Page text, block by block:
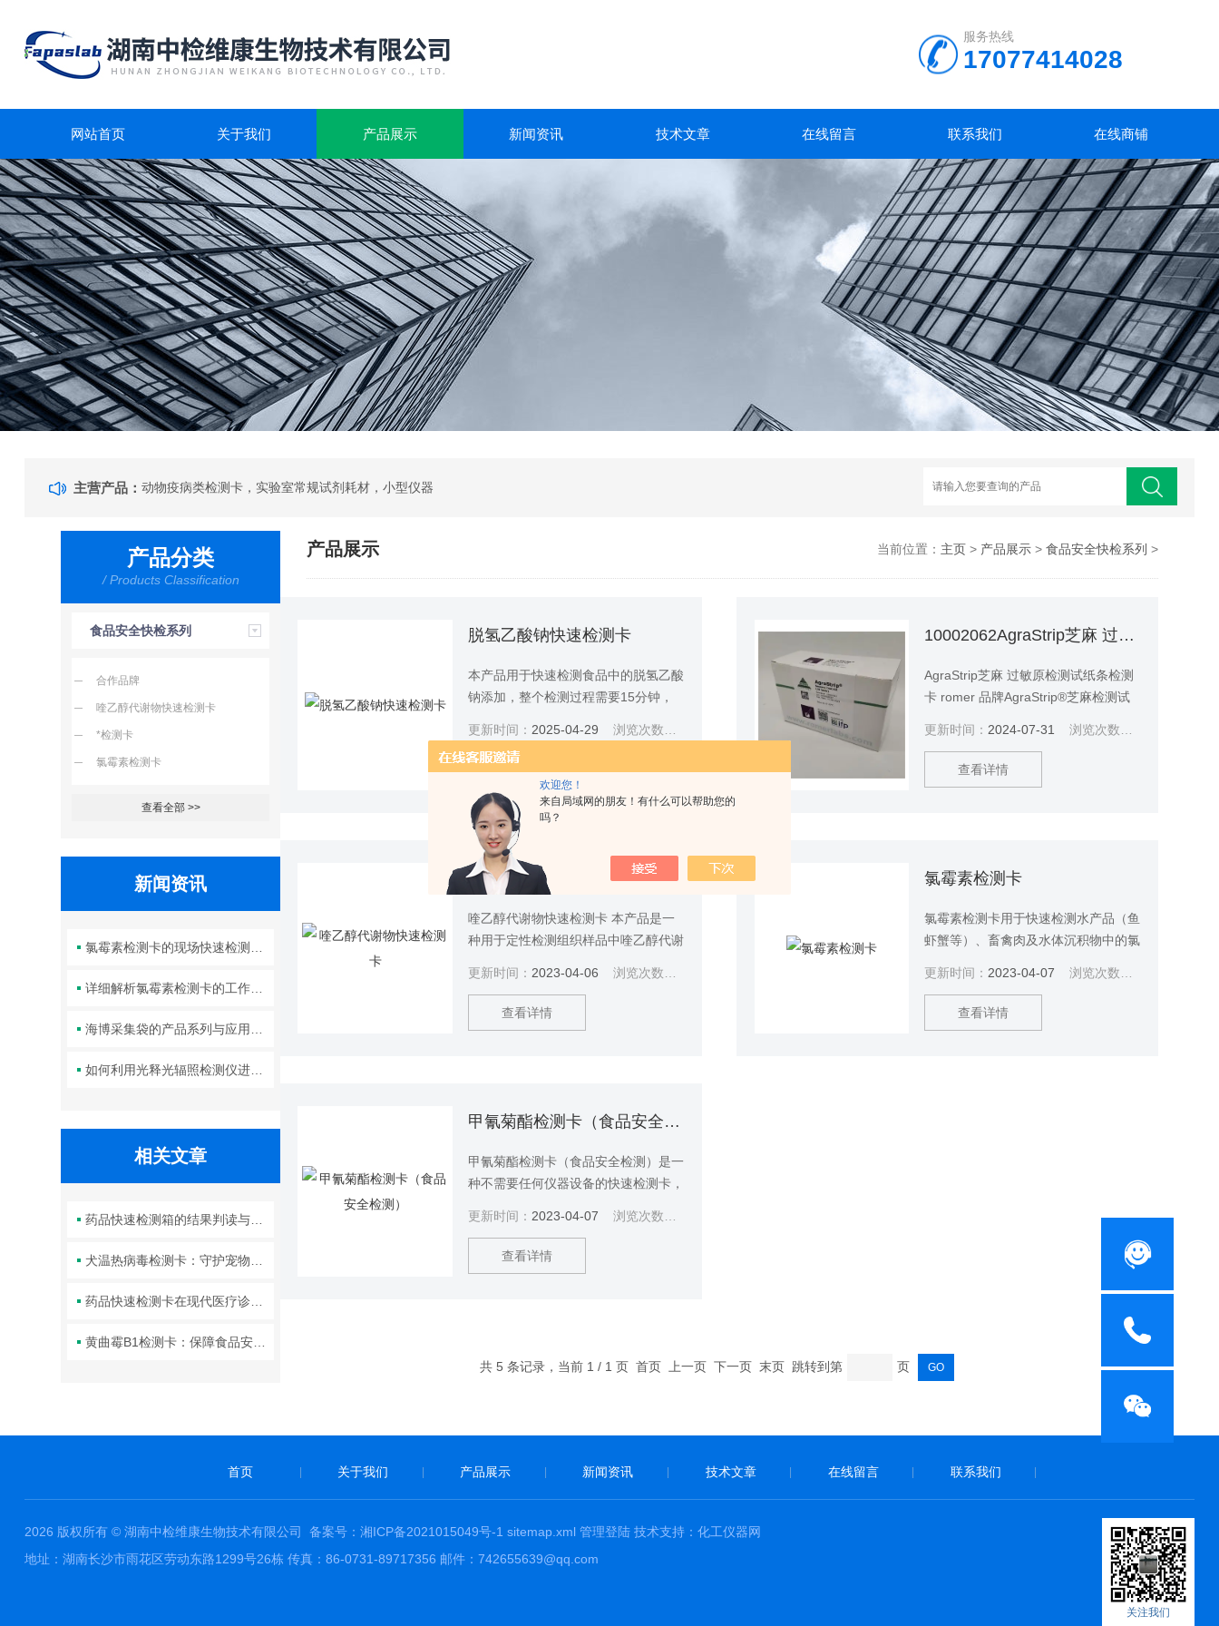
欢迎您！
来自局域网的朋友！有什么可以帮助您的
吗？
服务热线
17077414028
网站首页 关于我们 产品展示 新闻资讯 技术文章 在线留言 联系我们 在线商铺
主营产品：动物疫病类检测卡，实验室常规试剂耗材，小型仪器
产品分类
/ Products Classification
食品安全快检系列
合作品牌
喹乙醇代谢物快速检测卡
*检测卡
氯霉素检测卡
查看全部 >>
新闻资讯
相关文章
产品展示 当前位置： 主页> 产品展示> 食品安全快检系列 >
脱氢乙酸钠快速检测卡
本产品用于快速检测食品中的脱氢乙酸
钠添加，整个检测过程需要15分钟，
更新时间： 2025-04-29 浏览次数：
查看详情
10002062AgraStrip芝麻 过敏原检测试纸条检测卡
AgraStrip芝麻 过敏原检测试纸条检测
卡 romer 品牌AgraStrip®芝麻检测试
的芝麻过敏原的免疫分析装置。产品适
于检测的 样品涵盖了从未加工的到加
工过的食品，从环境拭子到冲洗水。
更新时间： 2024-07-31 浏览次数：
查看详情
喹乙醇代谢物快速检测卡
喹乙醇代谢物快速检测卡 本产品是一
种用于定性检测组织样品中喹乙醇代谢
和各类检测机构。单个项目检测时间需
约35min，6个样本检测时间约
60min，产品检出限为2ppb。
更新时间： 2023-04-06 浏览次数：
查看详情
氯霉素检测卡
氯霉素检测卡用于快速检测水产品（鱼
虾蟹等）、畜禽肉及水体沉积物中的氯
本试纸条为定性检测，检测卡检出限为
0.1ppb。
更新时间： 2023-04-07 浏览次数：
查看详情
甲氰菊酯检测卡（食品安全检测）
甲氰菊酯检测卡（食品安全检测）是一
种不需要任何仪器设备的快速检测卡，
品检测阈值为5mg/kg。
更新时间： 2023-04-07 浏览次数：
查看详情
共 5 条记录，当前 1 / 1 页 首页 上一页 下一页 末页 跳转到第 页
首页 关于我们 产品展示 新闻资讯 技术文章 在线留言 联系我们
2026 版权所有 © 湖南中检维康生物技术有限公司 备案号：湘ICP备2021015049号-1 sitemap.xml 管理登陆技术支持： 化工仪器网
地址：湖南长沙市雨花区劳动东路1299号26栋 传真：86-0731-89717356 邮件：742655639@qq.com
关注我们